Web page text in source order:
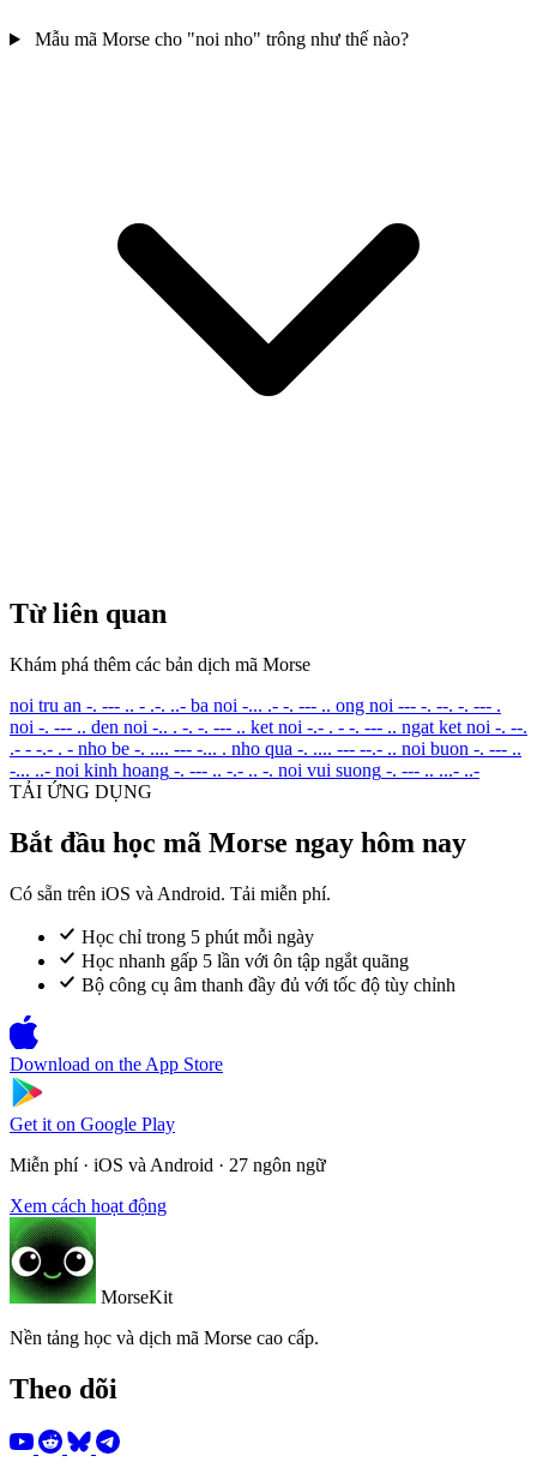
Mẫu mã Morse cho "noi nho" trông như thế nào?
Từ liên quan
Khám phá thêm các bản dịch mã Morse
noi tru an -. --- .. - .-. ..- ba noi -... .- -. --- .. ong noi --- -. --. -. --- .
noi -. --- .. den noi -.. . -. -. --- .. ket noi -.- . - -. --- .. ngat ket noi -. --.
.- - -.- . - nho be -. .... --- -... . nho qua -. .... --- --.- .. noi buon -. --- ..
-... ..- noi kinh hoang -. --- .. -.- .. -. noi vui suong -. --- .. ...- ..-
TẢI ỨNG DỤNG
Bắt đầu học mã Morse ngay hôm nay
Có sẵn trên iOS và Android. Tải miễn phí.
Học chỉ trong 5 phút mỗi ngày
Học nhanh gấp 5 lần với ôn tập ngắt quãng
Bộ công cụ âm thanh đầy đủ với tốc độ tùy chỉnh
Download on the App Store
Get it on Google Play
Miễn phí · iOS và Android · 27 ngôn ngữ
Xem cách hoạt động
MorseKit
Nền tảng học và dịch mã Morse cao cấp.
Theo dõi